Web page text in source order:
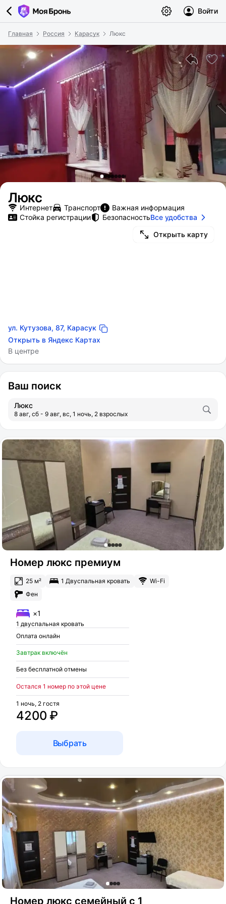
Войти
Главная Россия Карасук Люкс
Люкс
Открыть карту
ул. Кутузова, 87, Карасук
Открыть в Яндекс Картах
В центре
Интернет Транспорт
Важная информация
Стойка регистрации
БезопасностьВсе удобства
Ваш поиск
Люкс
8 авг, сб - 9 авг, вс, 1 ночь, 2 взрослых
Номер люкс премиум
25 м² 1 Двуспальная кровать
Wi-Fi
Фен
×1
1 двуспальная кровать
Оплата онлайн
Завтрак включён
Без бесплатной отмены
Остался 1 номер по этой цене
4200 ₽
1 ночь, 2 гостя
Выбрать
Номер люкс семейный с 1